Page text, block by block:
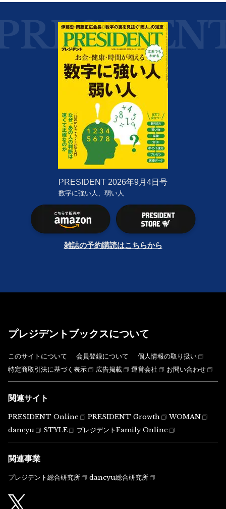
PRESIDENT 2026年9月4日号
数字に強い人、弱い人
雑誌の予約購読はこちらから
プレジデントブックスについて
このサイトについて 会員登録について
個人情報の取り扱い
特定商取引法に基づく表示
広告掲載 運営会社 お問い合わせ
関連サイト
PRESIDENT Online PRESIDENT Growth
WOMAN
dancyu
STYLE プレジデントFamily Online
関連事業
プレジデント総合研究所 dancyu総合研究所